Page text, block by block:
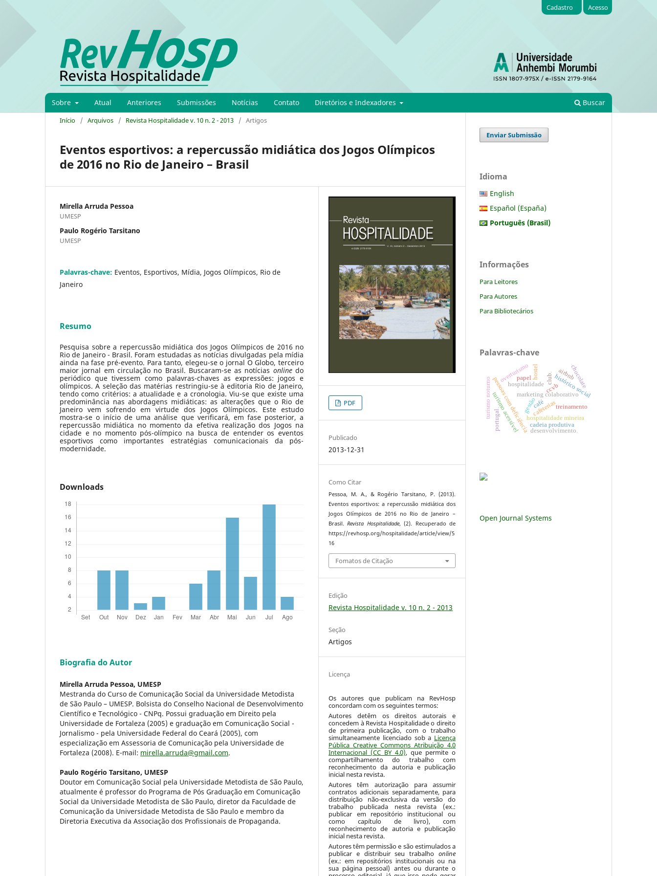
Sobre Atual Anteriores Submissões Notícias Contato Diretórios e Indexadores Buscar
Cadastro Acesso
Início / Arquivos / Revista Hospitalidade v. 10 n. 2 - 2013 / Artigos
Eventos esportivos: a repercussão midiática dos Jogos Olímpicos
de 2016 no Rio de Janeiro – Brasil
Mirella Arruda Pessoa
UMESP
Paulo Rogério Tarsitano
UMESP
Palavras-chave: Eventos, Esportivos, Mídia, Jogos Olímpicos, Rio de
Janeiro
Resumo
Pesquisa sobre a repercussão midiática dos Jogos Olímpicos de 2016 no
Rio de Janeiro - Brasil. Foram estudadas as notícias divulgadas pela mídia
ainda na fase pré-evento. Para tanto, elegeu-se o jornal O Globo, terceiro
maior jornal em circulação no Brasil. Buscaram-se as notícias onlinedo
periódico que tivessem como palavras-chaves as expressões: jogos e
olímpicos. A seleção das matérias restringiu-se à editoria Rio de Janeiro,
tendo como critérios: a atualidade e a cronologia. Viu-se que existe uma
predominância nas abordagens midiáticas: as alterações que o Rio de
Janeiro vem sofrendo em virtude dos Jogos Olímpicos. Este estudo
mostra-se o início de uma análise que verificará, em fase posterior, a
repercussão midiática no momento da efetiva realização dos Jogos na
cidade e no momento pós-olímpico na busca de entender os eventos
esportivos como importantes estratégias comunicacionais da pós-
modernidade.
Downloads
Biografia do Autor
Mirella Arruda Pessoa, UMESP
Mestranda do Curso de Comunicação Social da Universidade Metodista
de São Paulo – UMESP. Bolsista do Conselho Nacional de Desenvolvimento
Científico e Tecnológico - CNPq. Possui graduação em Direito pela
Universidade de Fortaleza (2005) e graduação em Comunicação Social -
Jornalismo - pela Universidade Federal do Ceará (2005), com
especialização em Assessoria de Comunicação pela Universidade de
Fortaleza (2008). E-mail: mirella.arruda@gmail.com.
Paulo Rogério Tarsitano, UMESP
Doutor em Comunicação Social pela Universidade Metodista de São Paulo,
atualmente é professor do Programa de Pós Graduação em Comunicação
Social da Universidade Metodista de São Paulo, diretor da Faculdade de
Comunicação da Universidade Metodista de São Paulo e membro da
Diretoria Executiva da Associação dos Profissionais de Propaganda.
PDF
Publicado
2013-12-31
Como Citar
Pessoa, M. A., & Rogério Tarsitano, P. (2013).
Eventos esportivos: a repercussão midiática dos
Jogos Olímpicos de 2016 no Rio de Janeiro –
Brasil.Revista Hospitalidade, (2). Recuperado de
https://revhosp.org/hospitalidade/article/view/5
16
Fomatos de Citação
Edição
Revista Hospitalidade v. 10 n. 2 - 2013
Seção
Artigos
Licença
Os autores que publicam na RevHosp
concordam com os seguintes termos:
Autores detêm os direitos autorais e
concedem à Revista Hospitalidade o direito
de primeira publicação, com o trabalho
simultaneamente licenciado sob a Licença
Pública Creative Commons Atribuição 4.0
Internacional (CC BY 4.0), que permite o
compartilhamento do trabalho com
reconhecimento da autoria e publicação
inicial nesta revista.
Autores têm autorização para assumir
contratos adicionais separadamente, para
distribuição não-exclusiva da versão do
trabalho publicada nesta revista (ex.:
publicar em repositório institucional ou
como capítulo de livro), com
reconhecimento de autoria e publicação
inicial nesta revista.
Autores têm permissão e são estimulados a
publicar e distribuir seu trabalho online
(ex.: em repositórios institucionais ou na
sua página pessoal) antes ou durante o
Enviar Submissão
Idioma
English
Español (España)
Português (Brasil)
Informações
Para Leitores
Para Autores
Para Bibliotecários
Palavras-chave
hospitalidade
marketing colaborativo
ccvb
gestão
hospitalidade mineira
histórico social
pessoas com deficiência
turismo acessível
turismo noturno club.
café
cafeterias
hostel
portugal.
overturismo chocolate
cadeia produtiva
treinamento
desenvolvimento.
papel airbnb
Open Journal Systems